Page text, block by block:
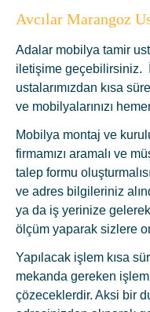
Avcılar Marangoz
Adalar mobilya tamir
iletişime geçebilirsiniz.
ustalarımızdan kısa
ve mobilyalarınızı
Mobilya montaj ve
firmamızı aramalı ve
talep formu
ve adres bilgileriniz
ya da iş yerinize
ölçüm yaparak sizlere
Yapılacak işlem kısa
mekanda gereken işlemi
çözeceklerdir. Aksi bir